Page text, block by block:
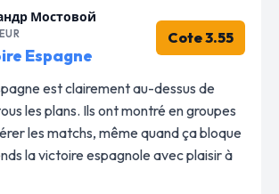
Мостовой
Espagne
Cote 3.55
est clairement au-dessus de
les plans. Ils ont montré en groupes
les matchs, même quand ça bloque
la victoire espagnole avec plaisir à